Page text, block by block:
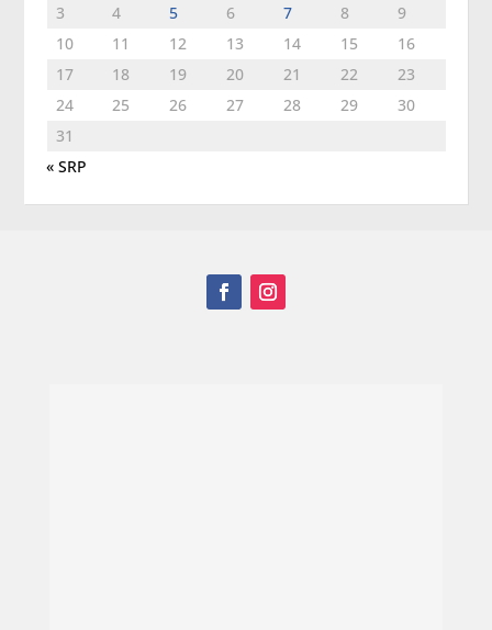
3
4 5 6 7 8
9
10
11 12 13 14 15
16
17
18 19 20 21 22
23
24
25 26 27 28 29
30
31
« SRP